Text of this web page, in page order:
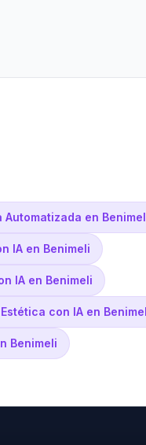
en
IA en Benimeli
IA en Benimeli
con IA en
Benimeli